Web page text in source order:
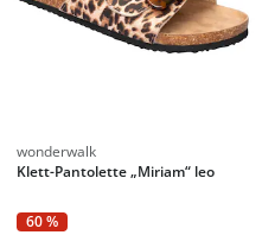
wonderwalk
Klett-Pantolette „Miriam“ leo
60 %